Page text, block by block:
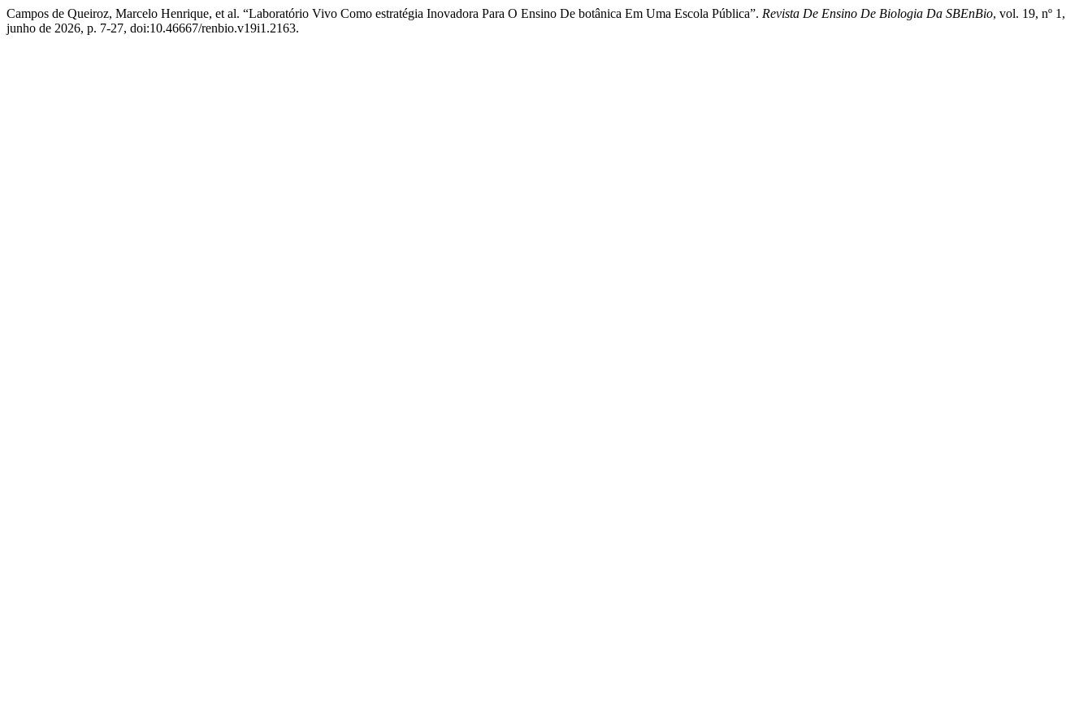
Campos de Queiroz, Marcelo Henrique, et al. “Laboratório Vivo Como estratégia Inovadora Para O Ensino De botânica Em Uma Escola Pública”. Revista De Ensino De Biologia Da SBEnBio, vol. 19, nº 1,
junho de 2026, p. 7-27, doi:10.46667/renbio.v19i1.2163.